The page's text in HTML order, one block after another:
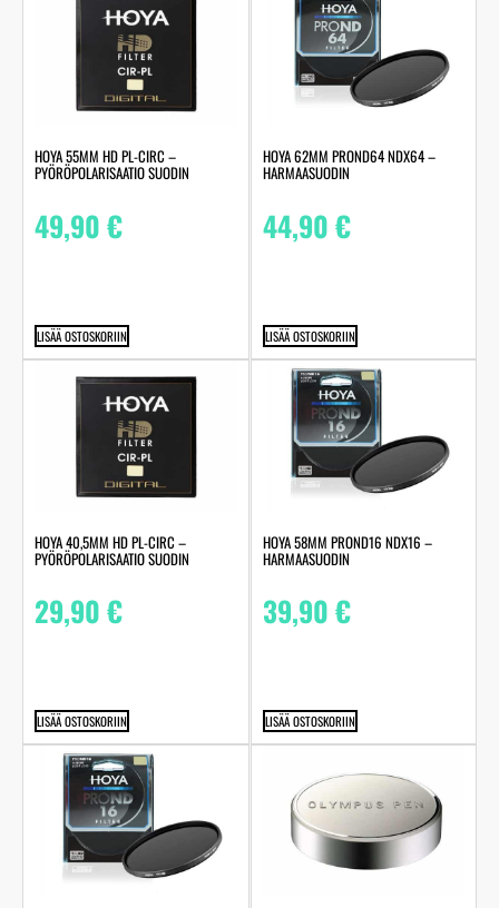
HOYA 55MM HD PL-CIRC –
PYÖRÖPOLARISAATIO SUODIN
49,90€
LISÄÄ OSTOSKORIIN
HOYA 62MM PROND64 NDX64 –
HARMAASUODIN
44,90€
LISÄÄ OSTOSKORIIN
HOYA 40,5MM HD PL-CIRC –
PYÖRÖPOLARISAATIO SUODIN
29,90€
LISÄÄ OSTOSKORIIN
HOYA 58MM PROND16 NDX16 –
HARMAASUODIN
39,90€
LISÄÄ OSTOSKORIIN